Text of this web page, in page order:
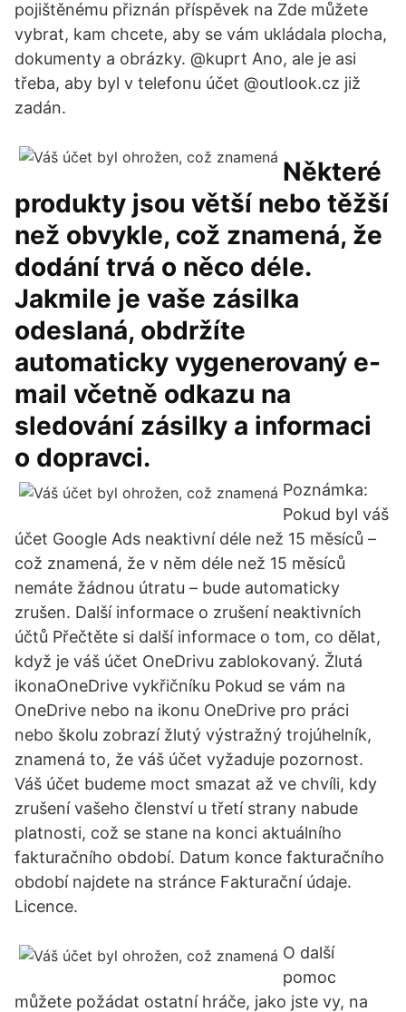
pojištěnému přiznán příspěvek na Zde můžete
vybrat, kam chcete, aby se vám ukládala plocha,
dokumenty a obrázky. @kuprt Ano, ale je asi
třeba, aby byl v telefonu účet @outlook.cz již
zadán.
Některé
produkty jsou větší nebo těžší
než obvykle, což znamená, že
dodání trvá o něco déle.
Jakmile je vaše zásilka
odeslaná, obdržíte
automaticky vygenerovaný e-
mail včetně odkazu na
sledování zásilky a informaci
o dopravci.
Poznámka:
Pokud byl váš
účet Google Ads neaktivní déle než 15 měsíců –
což znamená, že v něm déle než 15 měsíců
nemáte žádnou útratu – bude automaticky
zrušen. Další informace o zrušení neaktivních
účtů Přečtěte si další informace o tom, co dělat,
když je váš účet OneDrivu zablokovaný. Žlutá
ikonaOneDrive vykřičníku Pokud se vám na
OneDrive nebo na ikonu OneDrive pro práci
nebo školu zobrazí žlutý výstražný trojúhelník,
znamená to, že váš účet vyžaduje pozornost.
Váš účet budeme moct smazat až ve chvíli, kdy
zrušení vašeho členství u třetí strany nabude
platnosti, což se stane na konci aktuálního
fakturačního období. Datum konce fakturačního
období najdete na stránce Fakturační údaje.
Licence.
O další
pomoc
můžete požádat ostatní hráče, jako jste vy, na